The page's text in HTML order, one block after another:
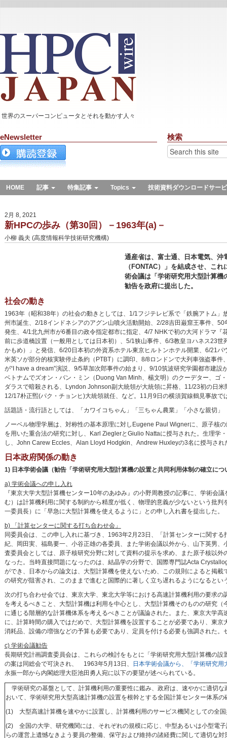
世界のスーパーコンピュータとそれを動かす人々
eNewsletter 検索
HOME 記事 特集記事 Topics 技術資料ダウンロードサー
2月 8, 2021
新HPCの歩み（第30回）－1963年(a)－
小柳 義夫 (高度情報科学技術研究機構)
通産省は、富士通、日本電気、沖
（FONTAC）」を結成させ、こ
術会議は「学術研究用大型計算機
勧告を政府に提出した。
社会の動き
1963年（昭和38年）の社会の動きとしては、1/1フジテレビ系で「鉄腕アトム
州市誕生、2/18インドネシアのアグン山噴火活動開始、2/28吉田巌窟王事件、
発生、4/1北九州市が6番目の政令指定都市に指定、4/7 NHKで初の大河ドラマ
前に歩道橋設置（一般用としては日本初）、5/1狭山事件、6/3教皇ヨハネス23
かもめ）」と発信、6/20日本初の外資系ホテル東京ヒルトンホテル開業、6/21
米英ソが部分的核実験停止条約（PTBT）に調印、8/8ロンドンで大列車強盗事
が“I have a dream”演説、9/5草加次郎事件の始まり、9/10筑波研究学園都市建
ベトナムでズオン・バン・ミン（Duong Van Minh、楊文明）のクーデター、
ダラスで暗殺される、Lyndon Johnson副大統領が大統領に昇格、11/23初の日
12/17朴正煕(パク・チョンヒ)大統領就任、など。11月9日の横須賀線鶴見事故
話題語・流行語としては、「カワイコちゃん」「三ちゃん農業」「小さな親切
ノーベル物理学層は、対称性の基本原理に対しEugene Paul Wignerに、原子核
を用いた重合法の研究に対し、Karl ZieglerとGiulio Nattaに授与された。生理学
し、John Carew Eccles、Alan Lloyd Hodgkin、Andrew Huxleyの3名に授与され
日本政府関係の動き
1) 日本学術会議（勧告「学術研究用大型計算機の設置と共同利用体制の確立につ
a) 学術会議への申し入れ
『東京大学大型計算機センター10年のあゆみ』の小野周教授の記事に、学術会
む）は計算機利用に関する制約から精度が低く、物理的意義が少ないという批
一委員長）に「早急に大型計算機を使えるように」との申し入れ書を提出した。
b) 「計算センターに関する打ち合わせ会」
同委員会は、この申し入れに基づき、1963年2月23日、「計算センターに関す
紀、岡田実、福島要一、小谷正雄の各委員、また学術会議以外から、山下英男
査委員会としては、原子核研究分野に対して資料の提示を求め、また原子核以
なった。当時直接問題になったのは、結晶学の分野で、国際専門誌Acta
ができ、日本からの論文は、大型計算機を使えないため、この規則によると掲
の研究が阻害され、このままで進むと国際的に著しく立ち遅れるようになるとい
次の打ち合わせ会では、東京大学、東北大学等における高速計算機利用の要求
を考えるべきこと、大型計算機は利用を中心とし、大型計算機そのものの研究
に通じる階層的な計算機体系を考えるべきことが議論された。また、東京大学
に、計算時間の購入ではだめで、大型計算機を設置することが必要であり、東
消耗品、設備の増強などの予算も必要であり、定員を付ける必要も強調された
c) 学術会議勧告
長期研究計画調査委員会は、これらの検討をもとに「学術研究用大型計算機の
の案は同総会で可決され、 1963年5月13日、
日本学術会議から、「学術研究
永振一郎から内閣総理大臣池田勇人宛に以下の要望が述べられている。
学術研究の基盤として、計算機利用の重要性に鑑み、政府は、速やかに適切な
おいて、学術研究用大型高速計算機の設置を根幹とする全国計算センター体系
(1) 大型高速計算機を速やかに設置し、計算機利用のサービス機関としての全
(2) 全国の大学、研究機関には、それぞれの規模に応じ、中型あるいは小型電
らの運営上遺憾なきよう要員の整備、保守および維持の諸経費に関して適切な